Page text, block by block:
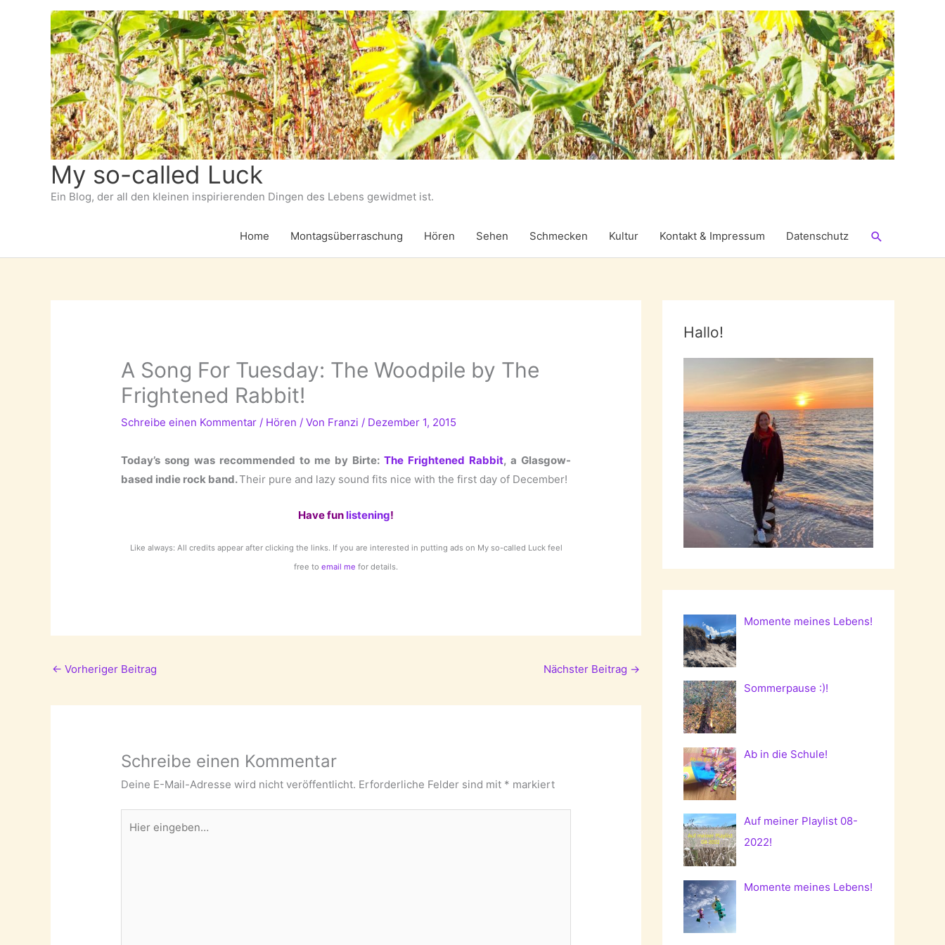
My so-called Luck
Ein Blog, der all den kleinen inspirierenden Dingen des Lebens gewidmet ist.
Home Montagsüberraschung Hören Sehen Schmecken Kultur Kontakt & Impressum Datenschutz Suchen
A Song For Tuesday: The Woodpile by The
Frightened Rabbit!
Schreibe einen Kommentar / Hören / Von Franzi / Dezember 1, 2015
Today’s song was recommended to me by Birte: The Frightened Rabbit, a Glasgow-
based indie rock band.Their pure and lazy sound fits nice with the first day of December!
Have funlistening!
Like always: All credits appear after clicking the links. If you are interested in putting ads on My so-called Luck feel
free to email me for details.
← Vorheriger Beitrag Nächster Beitrag →
Schreibe einen Kommentar
Deine E-Mail-Adresse wird nicht veröffentlicht. Erforderliche Felder sind mit * markiert
eingeben…
Hallo!
Momente meines Lebens!
Sommerpause :)!
Ab in die Schule!
Auf meiner Playlist 08-
2022!
Momente meines Lebens!